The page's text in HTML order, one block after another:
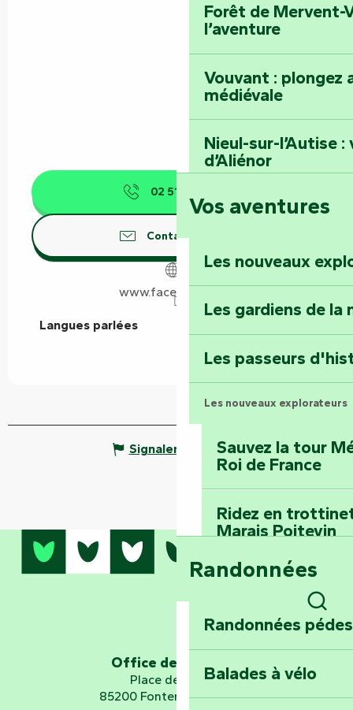
Forêt de Mervent-
l’aventure
Vouvant : plongez
médiévale
Nieul-sur-l’Autise
d’Aliénor
Foussais-Payré :
Faymoreau :
épopée minière
Terre d’étoiles :
Vos aventures
Les nouveaux
Les gardiens de la
Les passeurs
Les nouveaux explorateurs
Sauvez la tour
Roi de France
Ridez en
Marais Poitevin
Embarquez pour
Planétarium
Explorez
d’orientation «
Randonnées
Randonnées
Balades à vélo
02 51 51 06
Contactez-nous
www.facebook.com
Langues parlées
Langues parlées
Signaler une erreur
Office de tourisme
Place de Verdun
85200 Fontenay-le-Comte